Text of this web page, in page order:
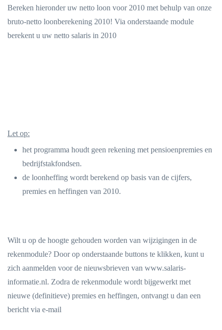
Bereken hieronder uw netto loon voor 2010 met behulp van onze
bruto-netto loonberekening 2010! Via onderstaande module
berekent u uw netto salaris in 2010
Let op:
het programma houdt geen rekening met pensioenpremies en
bedrijfstakfondsen.
de loonheffing wordt berekend op basis van de cijfers,
premies en heffingen van 2010.
Wilt u op de hoogte gehouden worden van wijzigingen in de
rekenmodule? Door op onderstaande buttons te klikken, kunt u
zich aanmelden voor de nieuwsbrieven van www.salaris-
informatie.nl. Zodra de rekenmodule wordt bijgewerkt met
nieuwe (definitieve) premies en heffingen, ontvangt u dan een
bericht via e-mail